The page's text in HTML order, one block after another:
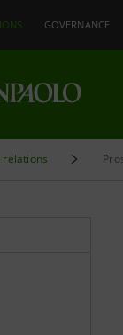
GOVERNANCE
relations